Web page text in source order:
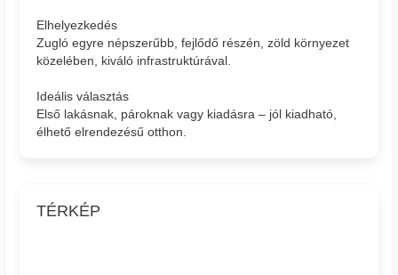
Elhelyezkedés
Zugló egyre népszerűbb, fejlődő részén, zöld környezet
közelében, kiváló infrastruktúrával.
Ideális választás
Első lakásnak, pároknak vagy kiadásra – jól kiadható,
élhető elrendezésű otthon.
TÉRKÉP